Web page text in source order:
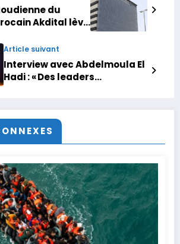
du
Akdital lève
Article suivant
Interview avec Abdelmoula El
Hadi : « Des leaders